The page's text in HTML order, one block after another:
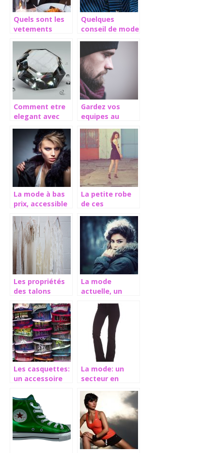
Quels sont les
vetements
les femmes ?
Quelques
conseil de mode
printemps-ete
2022
Comment etre
elegant avec
diamant ?
Gardez vos
equipes au
bonnets et des
casquettes de
qualite
La mode à bas
prix, accessible
La petite robe
de ces
Les propriétés
des talons
La mode
actuelle, un
tremplin de
styles pour
toutes
personnes
Les casquettes:
un accessoire
mode
La mode: un
secteur en
changement